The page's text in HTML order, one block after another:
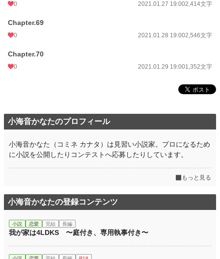
0 2021.01.27 19:002,414文字
Chapter.69
0 2021.01.28 19:002,546文字
Chapter.70
0 2021.01.29 19:001,352文字
小海音かなたのプロフィール
小海音かなた（コミネ カナタ）は見習い小説家。プロになるため
に小説を公開したりコンテストへ応募したりしています。
もっと見る
小海音かなたの登録コンテンツ
小説 恋愛 完結 長編
我が家は4LDKS 〜庭付き、専用執事付き〜